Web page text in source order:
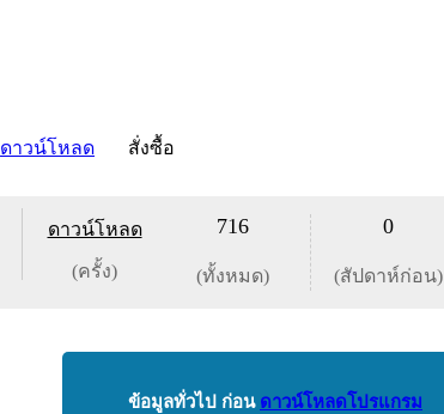
ดาวน์โหลด สั่งซื้อ
ดาวน์โหลด
(ครั้ง)
716
(ทั้งหมด)
0
(สัปดาห์ก่อน)
ข้อมูลทั่วไป ก่อน ดาวน์โหลดโปรแกรม